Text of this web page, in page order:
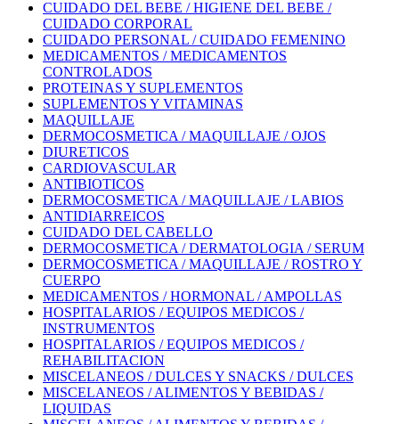
CUIDADO DEL BEBE / HIGIENE DEL BEBE /
CUIDADO CORPORAL
CUIDADO PERSONAL / CUIDADO FEMENINO
MEDICAMENTOS / MEDICAMENTOS
CONTROLADOS
PROTEINAS Y SUPLEMENTOS
SUPLEMENTOS Y VITAMINAS
MAQUILLAJE
DERMOCOSMETICA / MAQUILLAJE / OJOS
DIURETICOS
CARDIOVASCULAR
ANTIBIOTICOS
DERMOCOSMETICA / MAQUILLAJE / LABIOS
ANTIDIARREICOS
CUIDADO DEL CABELLO
DERMOCOSMETICA / DERMATOLOGIA / SERUM
DERMOCOSMETICA / MAQUILLAJE / ROSTRO Y
CUERPO
MEDICAMENTOS / HORMONAL / AMPOLLAS
HOSPITALARIOS / EQUIPOS MEDICOS /
INSTRUMENTOS
HOSPITALARIOS / EQUIPOS MEDICOS /
REHABILITACION
MISCELANEOS / DULCES Y SNACKS / DULCES
MISCELANEOS / ALIMENTOS Y BEBIDAS /
LIQUIDAS